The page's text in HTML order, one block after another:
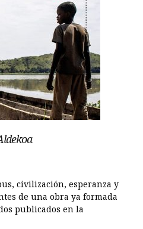
civilización, esperanza y
de una obra ya formada
publicados en la